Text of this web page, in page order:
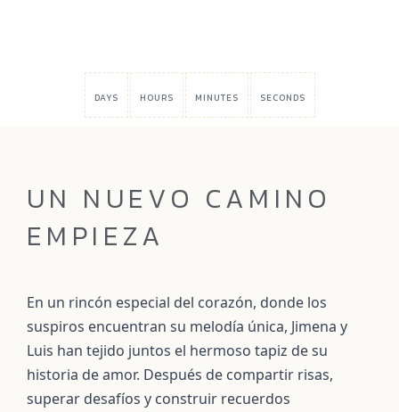
DAYS HOURS MINUTES SECONDS
UN NUEVO CAMINO
EMPIEZA
En un rincón especial del corazón, donde los
suspiros encuentran su melodía única, Jimena y
Luis han tejido juntos el hermoso tapiz de su
historia de amor. Después de compartir risas,
superar desafíos y construir recuerdos